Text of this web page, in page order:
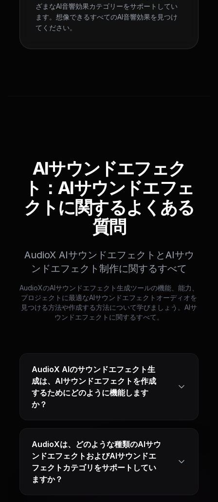
ざまなAI音響効果カテゴリーをサポートしてい
ます。想像できるすべてのAI音響効果を見つけ
てください。
AIサウンドエフェク
ト：AIサウンドエフェ
クトに関するよくある
質問
AudioX AIサウンドエフェクトとAIサウ
ンドエフェクト制作に関するすべて
AudioXのAIサウンドエフェクト生成ツールの機能、能力、
プロジェクトに最適なAIサウンドエフェクトオーディオを
見つける方法や作成する方法について学びましょう。AIサ
ウンドエフェクトに関するすべて。
AudioX AIのサウンドエフェクト生
成は、AIサウンドエフェクトを作成
するためにどのように機能します
か？
AudioXは、どのような種類のAIサウ
ンドエフェクトおよびAIサウンドエ
フェクトカテゴリをサポートしてい
ますか？